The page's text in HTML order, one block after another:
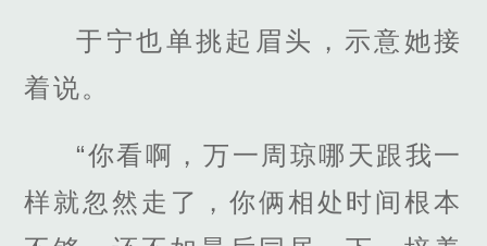
于宁也单挑起眉头，示意她接
着说。
“你看啊，万一周琼哪天跟我一
样就忽然走了，你俩相处时间根本